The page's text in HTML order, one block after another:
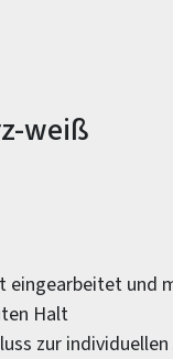
weiß
und
Halt
zur individuellen